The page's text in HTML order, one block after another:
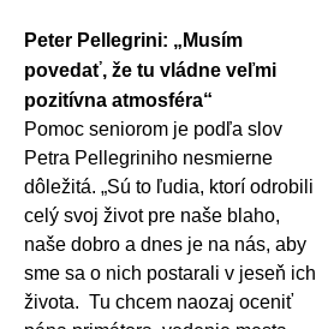
Peter Pellegrini: „Musím
povedať, že tu vládne veľmi
pozitívna atmosféra“
Pomoc seniorom je podľa slov
Petra Pellegriniho nesmierne
dôležitá. „Sú to ľudia, ktorí odrobili
celý svoj život pre naše blaho,
naše dobro a dnes je na nás, aby
sme sa o nich postarali v jeseň ich
života. Tu chcem naozaj oceniť